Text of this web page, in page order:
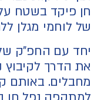
בשטח על
מגלן ללחימה
החפ"ק שלו זינק
לקיבוץ נחל
באותם קרבות